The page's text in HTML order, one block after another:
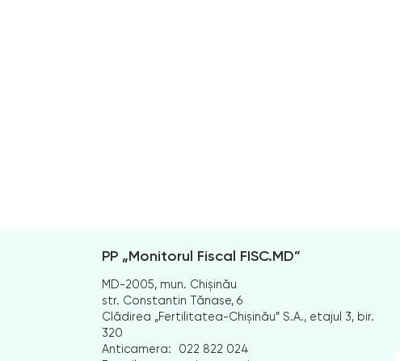
PP „Monitorul Fiscal FISC.MD”
MD-2005, mun. Chișinău
str. Constantin Tănase, 6
Clădirea „Fertilitatea-Chișinău” S.A., etajul 3, bir.
320
Anticamera:
022 822 024